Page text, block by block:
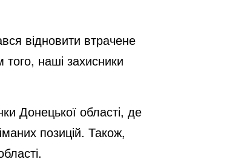
відновити втрачене
того, наші захисники
Донецької області, де
позицій. Також,